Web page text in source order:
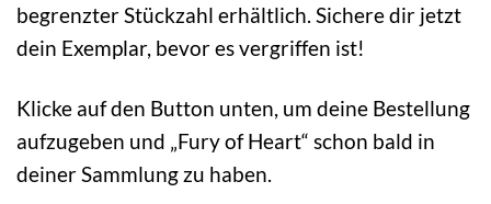
begrenzter Stückzahl erhältlich. Sichere dir jetzt
dein Exemplar, bevor es vergriffen ist!
Klicke auf den Button unten, um deine Bestellung
aufzugeben und „Fury of Heart“ schon bald in
deiner Sammlung zu haben.